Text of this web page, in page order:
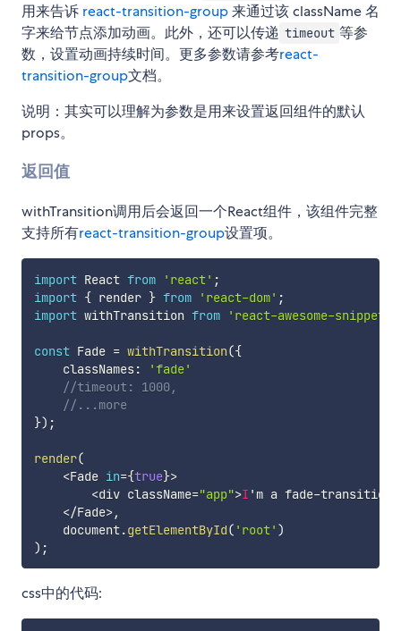
用来告诉 react-transition-group来通过该 className 名
字来给节点添加动画。此外，还可以传递 timeout 等参
数，设置动画持续时间。更多参数请参考react-
transition-group文档。
说明：其实可以理解为参数是用来设置返回组件的默认
props。
返回值
withTransition调用后会返回一个React组件，该组件完整
支持所有react-transition-group设置项。
import React from 'react' ;
import { render } from 'react-dom' ;
import withTransition from 'react-awesome-
const Fade = withTransition({
    classNames
:
'fade'
//timeout: 1000,
//...more
}) ;
render(
<Fade in={true}>
<div className="app">I 'm a fade-transition
</Fade>,
    document
.getElementById( 'root' )
) ;
css中的代码: